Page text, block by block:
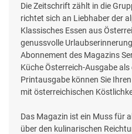
Die Zeitschrift zählt in die
richtet sich an Liebhaber der
Klassisches Essen aus
genussvolle
Abonnement des Magazins
Küche Österreich-Ausgabe als
Printausgabe können Sie
mit österreichischen
Das Magazin ist ein Muss für
über den kulinarischen